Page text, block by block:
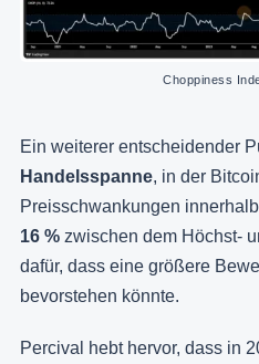
Choppiness
Ein weiterer entscheidender
Handelsspanne, in der
Preisschwankungen
16 % zwischen dem Höchst-
dafür, dass eine größere
bevorstehen könnte.
Percival hebt hervor, dass in